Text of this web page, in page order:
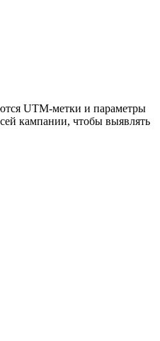
UTM-метки и параметры
кампании, чтобы выявлять